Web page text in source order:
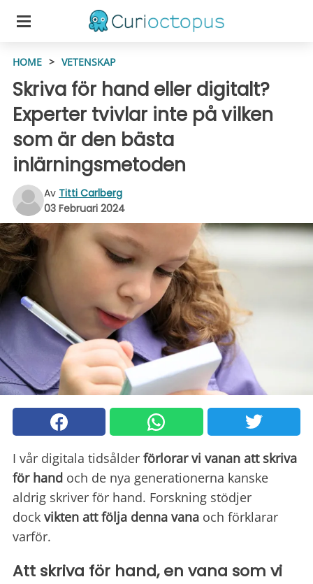
HOME > VETENSKAP
Skriva för hand eller digitalt?
Experter tvivlar inte på vilken
som är den bästa
inlärningsmetoden
Av Titti Carlberg
03 Februari 2024
I vår digitala tidsålder förlorar vi vanan att skriva
för hand och de nya generationerna kanske
aldrig skriver för hand. Forskning stödjer
dock vikten att följa denna vana och förklarar
varför.
Att skriva för hand, en vana som vi